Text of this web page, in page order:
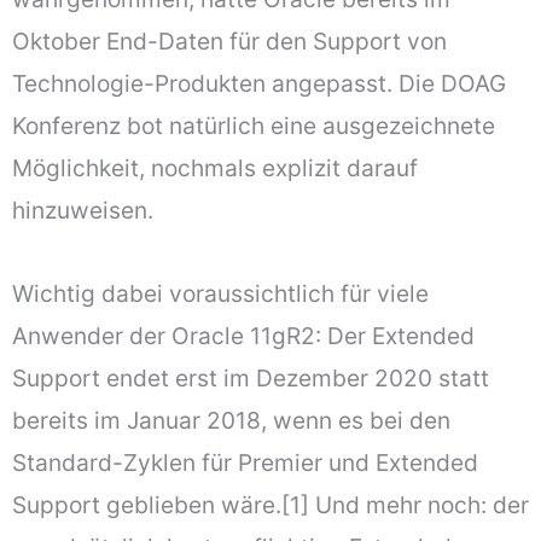
Oktober End-Daten für den Support von
Technologie-Produkten angepasst. Die DOAG
Konferenz bot natürlich eine ausgezeichnete
Möglichkeit, nochmals explizit darauf
hinzuweisen.
Wichtig dabei voraussichtlich für viele
Anwender der Oracle 11gR2: Der Extended
Support endet erst im Dezember 2020 statt
bereits im Januar 2018, wenn es bei den
Standard-Zyklen für Premier und Extended
Support geblieben wäre.[1] Und mehr noch: der